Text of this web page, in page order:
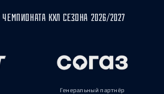
КХЛ СЕЗОНА 2026/2027
Генеральный партнёр